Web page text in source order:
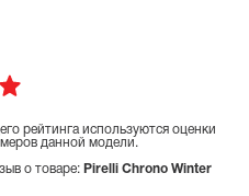
рейтинга используются оценки
данной модели.
о товаре: Pirelli Chrono Winter